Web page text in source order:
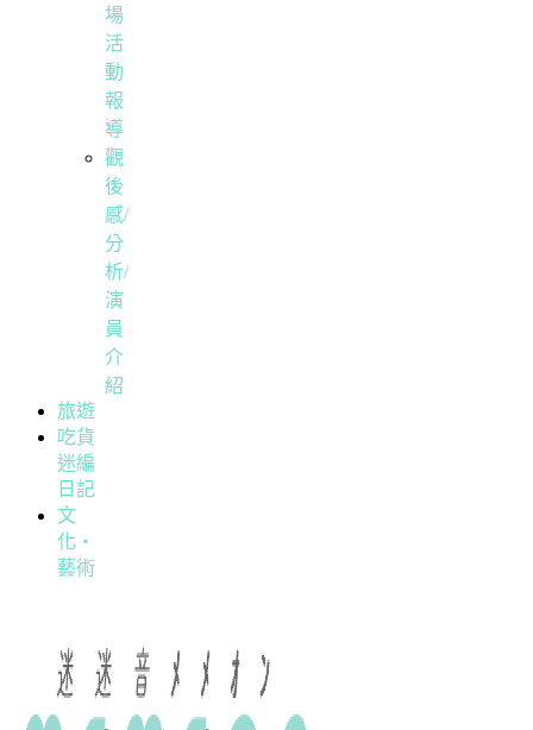
場
活
動
報
導
觀
後
感/
分
析/
演
員
介
紹
旅遊
吃貨
迷編
日記
文
化・
藝術